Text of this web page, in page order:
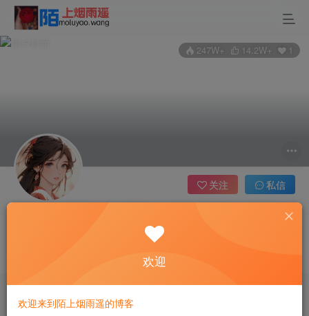
247W+ 14.2W+ 1
域主
关注 私信
✅吞天雀AI助手，你的免费AI工作助手，支持gpt-4o、DeepSeek、Claude🔥🔥🔥🔥
欢迎
欢迎来到陌上烟雨遥的博客